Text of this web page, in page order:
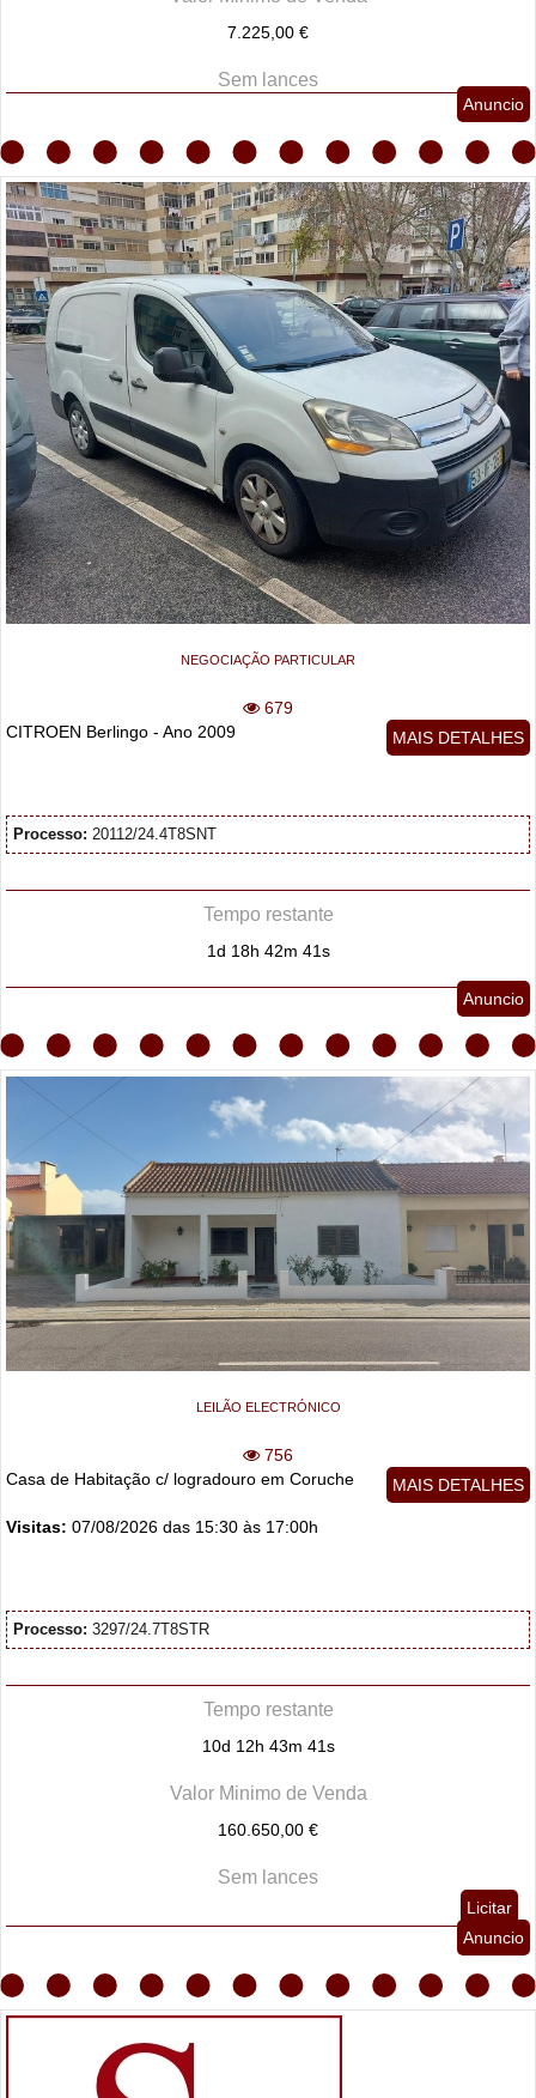
7.225,00 €
Sem lances
Anuncio
NEGOCIAÇÃO PARTICULAR
679
MAIS DETALHES
CITROEN Berlingo - Ano 2009
Processo: 20112/24.4T8SNT
Tempo restante
1d 18h 42m 40s
Anuncio
LEILÃO ELECTRÓNICO
756
MAIS DETALHES
Casa de Habitação c/ logradouro em Coruche
Visitas: 07/08/2026 das 15:30 às 17:00h
Processo: 3297/24.7T8STR
Tempo restante
10d 12h 43m 40s
Valor Minimo de Venda
160.650,00 €
Sem lances
Licitar
Anuncio